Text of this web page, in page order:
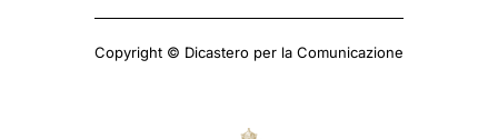
Copyright © Dicastero per la Comunicazione